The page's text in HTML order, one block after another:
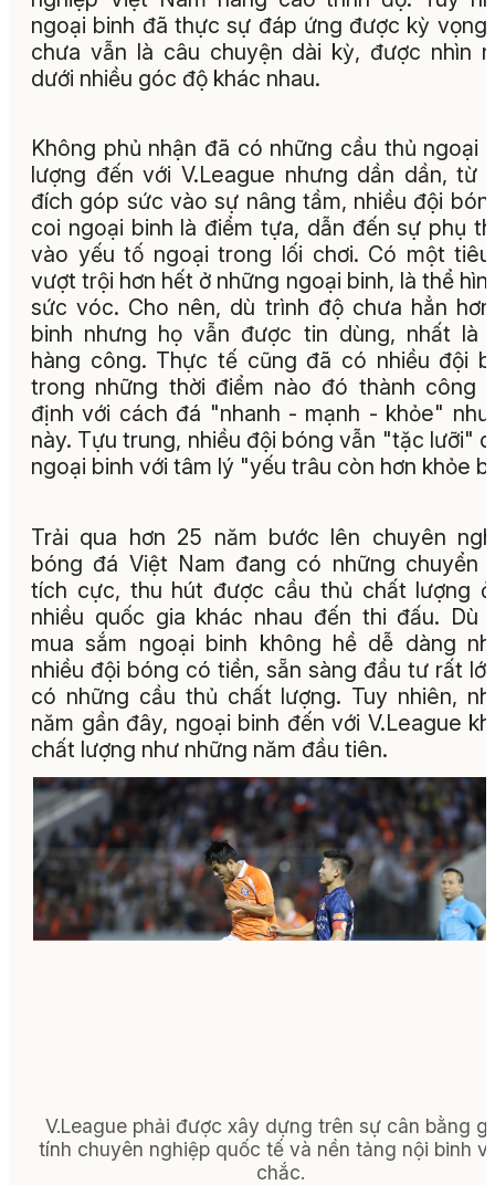
ngoại binh đã thực sự đáp ứng được kỳ vọng
chưa vẫn là câu chuyện dài kỳ, được nhìn
dưới nhiều góc độ khác nhau.
Không phủ nhận đã có những cầu thủ ngoại
lượng đến với V.League nhưng dần dần, từ
đích góp sức vào sự nâng tầm, nhiều đội
coi ngoại binh là điểm tựa, dẫn đến sự phụ
vào yếu tố ngoại trong lối chơi. Có một
vượt trội hơn hết ở những ngoại binh, là thể
sức vóc. Cho nên, dù trình độ chưa hẳn
binh nhưng họ vẫn được tin dùng, nhất là
hàng công. Thực tế cũng đã có nhiều đội
trong những thời điểm nào đó thành công
định với cách đá "nhanh - mạnh - khỏe"
này. Tựu trung, nhiều đội bóng vẫn "tặc lưỡi"
ngoại binh với tâm lý "yếu trâu còn hơn khỏe
Trải qua hơn 25 năm bước lên chuyên
bóng đá Việt Nam đang có những chuyển
tích cực, thu hút được cầu thủ chất lượng
nhiều quốc gia khác nhau đến thi đấu. Dù
mua sắm ngoại binh không hề dễ dàng
nhiều đội bóng có tiền, sẵn sàng đầu tư rất
có những cầu thủ chất lượng. Tuy nhiên,
năm gần đây, ngoại binh đến với V.League
chất lượng như những năm đầu tiên.
V.League phải được xây dựng trên sự cân bằng
tính chuyên nghiệp quốc tế và nền tảng nội binh
chắc.